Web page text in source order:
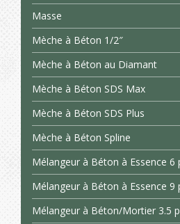
Masse
Mèche à Béton 1/2″
Mèche à Béton au Diamant
Mèche à Béton SDS Max
Mèche à Béton SDS Plus
Mèche à Béton Spline
Mélangeur à Béton à Essence 6
Mélangeur à Béton à Essence 9
Mélangeur à Béton/Mortier 3.5